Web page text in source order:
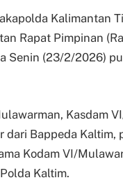
Kalimantan
Rapat Pimpinan
Senin (23/2/2026)
Kasdam
Bappeda Kaltim,
Kodam VI/
Kaltim.